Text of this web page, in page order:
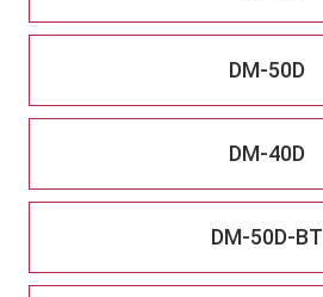
DM-50D
DM-40D
DM-50D-BT